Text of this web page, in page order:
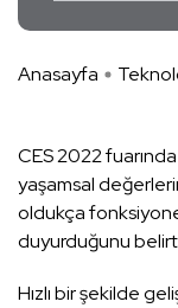
Anasayfa
CES 2022
yaşamsal
oldukça
duyurduğunu
Hızlı bir şekilde